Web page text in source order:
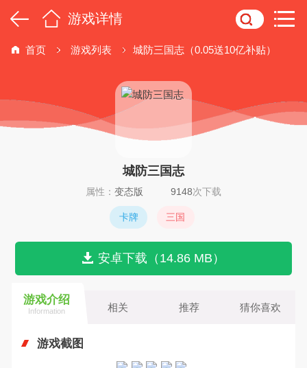
游戏详情
首页 游戏列表 城防三国志（0.05送10亿补贴）
城防三国志
属性： 变态版 9148次下载
卡牌 三国
安卓下载（14.86 MB）
游戏介绍
Information 相关 推荐 猜你喜欢
游戏截图